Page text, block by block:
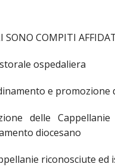
SONO COMPITI
ospedaliera
e promozione
delle
diocesano
riconosciute ed